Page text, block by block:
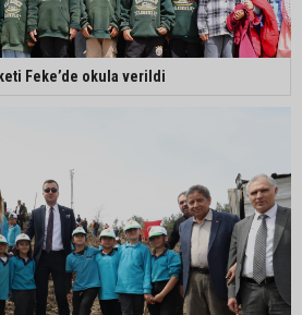
Feke’de okula verildi